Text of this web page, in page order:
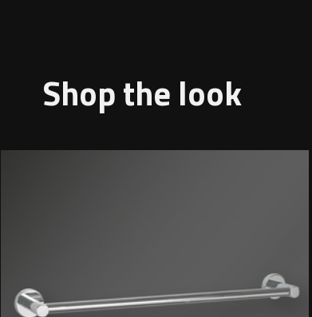
Shop the look